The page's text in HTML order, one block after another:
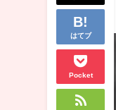
はてブ
Pocket